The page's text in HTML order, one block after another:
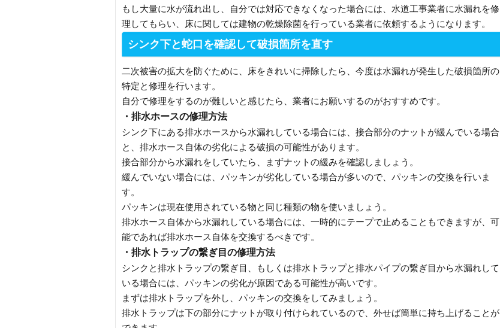
もし大量に水が流れ出し、自分では対応できなくなった場合には、水道工事業者に水漏れを修
理してもらい、床に関しては建物の乾燥除菌を行っている業者に依頼するようになります。
シンク下と蛇口を確認して破損箇所を直す
二次被害の拡大を防ぐために、床をきれいに掃除したら、今度は水漏れが発生した破損箇所の
特定と修理を行います。
自分で修理をするのが難しいと感じたら、業者にお願いするのがおすすめです。
・排水ホースの修理方法
シンク下にある排水ホースから水漏れしている場合には、接合部分のナットが緩んでいる場合
と、排水ホース自体の劣化による破損の可能性があります。
接合部分から水漏れをしていたら、まずナットの緩みを確認しましょう。
緩んでいない場合には、パッキンが劣化している場合が多いので、パッキンの交換を行いま
す。
パッキンは現在使用されている物と同じ種類の物を使いましょう。
排水ホース自体から水漏れしている場合には、一時的にテープで止めることもできますが、可
能であれば排水ホース自体を交換するべきです。
・排水トラップの繋ぎ目の修理方法
シンクと排水トラップの繋ぎ目、もしくは排水トラップと排水パイプの繋ぎ目から水漏れして
いる場合には、パッキンの劣化が原因である可能性が高いです。
まずは排水トラップを外し、パッキンの交換をしてみましょう。
排水トラップは下の部分にナットが取り付けられているので、外せば簡単に持ち上げることが